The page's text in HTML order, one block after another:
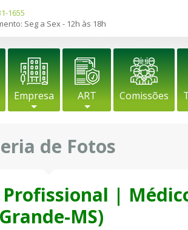
1655
Seg a Sex - 12h às 18h
Empresa ART Comissões
de Fotos
|
MS)